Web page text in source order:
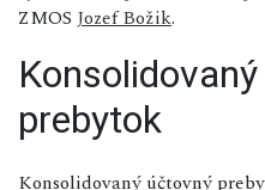
ZMOS Jozef Božik.
prebytok
Konsolidovaný účtovný